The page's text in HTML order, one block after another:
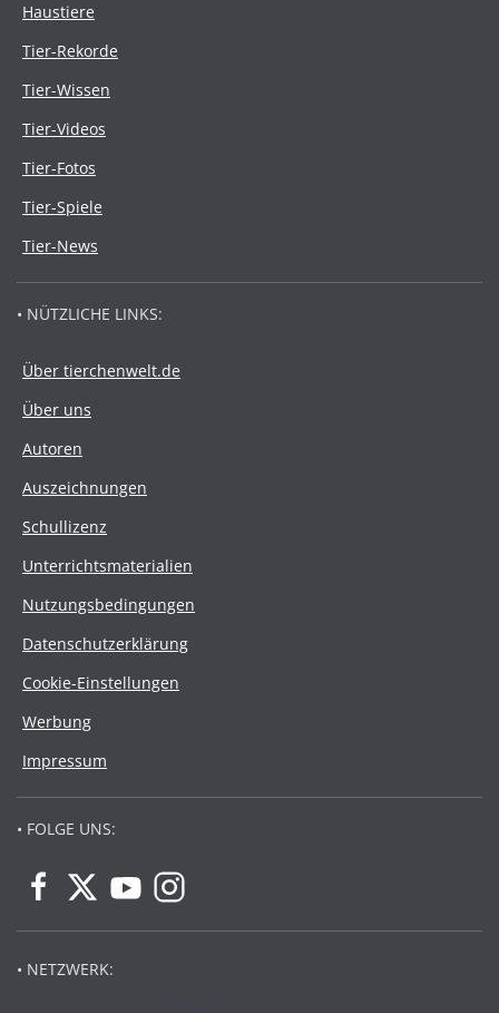
Haustiere
Tier-Rekorde
Tier-Wissen
Tier-Videos
Tier-Fotos
Tier-Spiele
Tier-News
• NÜTZLICHE LINKS:
Über tierchenwelt.de
Über uns
Autoren
Auszeichnungen
Schullizenz
Unterrichtsmaterialien
Nutzungsbedingungen
Datenschutzerklärung
Cookie-Einstellungen
Werbung
Impressum
• FOLGE UNS:
• NETZWERK: